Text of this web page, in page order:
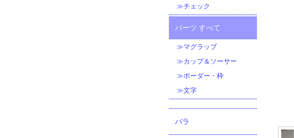
≫チェック
パーツ すべて
≫マグラップ
≫カップ＆ソーサー
≫ボーダー・枠
≫文字
バラ